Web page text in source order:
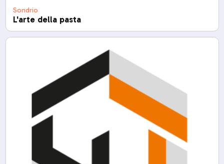
Sondrio
L'arte della pasta